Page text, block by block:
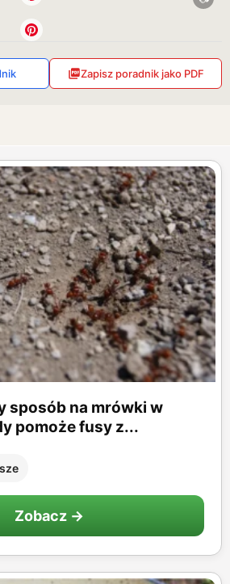
Zapisz poradnik jako PDF
sposób na mrówki w
pomoże fusy z...
Zobacz →